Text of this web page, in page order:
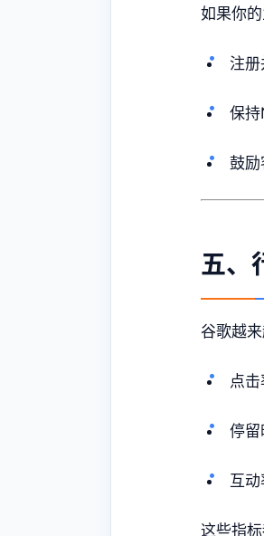
如果你
注
保持
鼓励
五、
谷歌越
点击
停留
互动
这些指标